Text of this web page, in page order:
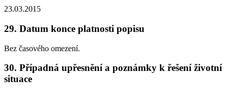
23.03.2015
29. Datum konce platnosti popisu
Bez časového omezení.
30. Případná upřesnění a poznámky k řešení životní
situace